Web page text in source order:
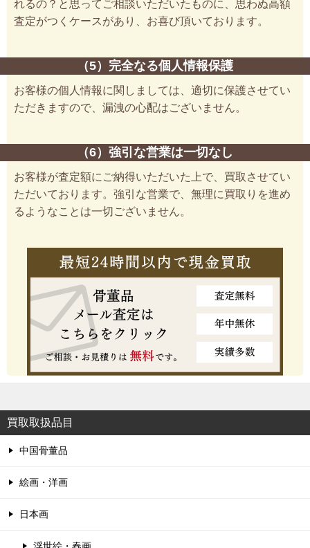
れるの？と思ってご相談いただいたものに、思わぬ高額
査定がつくケースがあり、お喜び頂いております。
（5）完全なる個人情報保護
お客様の個人情報に関しましては、適切に保護させてい
ただきますので、漏洩の心配はございません。
（6）強引な営業は一切なし
お客様が査定額にご納得いただいた上で、買取させてい
ただいております。強引な営業で、無理に買取りを進め
るようなことは一切ございません。
買取取扱品目
中国骨董品
絵画・洋画
日本画